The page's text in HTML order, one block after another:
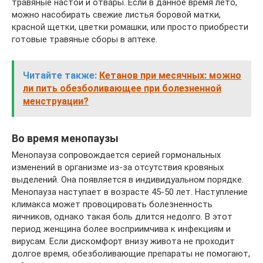
травяные настои и отвары. Если в данное время лето,
можно насобирать свежие листья боровой матки,
красной щетки, цветки ромашки, или просто приобрести
готовые травяные сборы в аптеке.
Читайте также: Кетанов при месячных: можно
ли пить обезболивающее при болезненной
менструации?
Во время менопаузы
Менопауза сопровождается серией гормональных
изменений в организме из-за отсутствия кровяных
выделений. Она появляется в индивидуальном порядке.
Менопауза наступает в возрасте 45-50 лет. Наступление
климакса может провоцировать болезненность
яичников, однако такая боль длится недолго. В этот
период женщина более восприимчива к инфекциям и
вирусам. Если дискомфорт внизу живота не проходит
долгое время, обезболивающие препараты не помогают,